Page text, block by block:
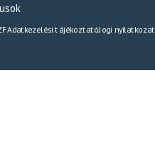
Adatkezelési tájékoztatóJogi nyilatkozat